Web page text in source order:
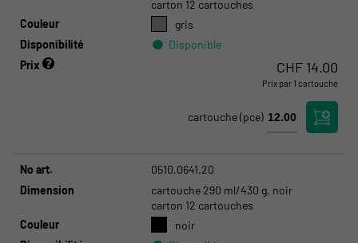
carton 12 cartouches
Couleur
gris
Disponibilité
Disponible
Disponible
Prix CHF 14.00
Prix par 1 cartouche
cartouche(pce)
No art.
0510.0641.20
Dimension
cartouche 290 ml/430 g, noir
carton 12 cartouches
Couleur
noir